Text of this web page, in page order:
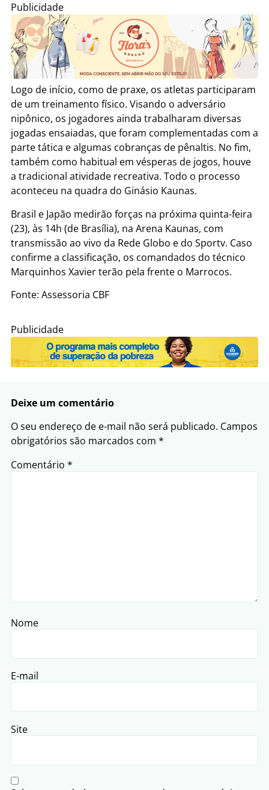
Publicidade
Logo de início, como de praxe, os atletas participaram
de um treinamento físico. Visando o adversário
nipônico, os jogadores ainda trabalharam diversas
jogadas ensaiadas, que foram complementadas com a
parte tática e algumas cobranças de pênaltis. No fim,
também como habitual em vésperas de jogos, houve
a tradicional atividade recreativa. Todo o processo
aconteceu na quadra do Ginásio Kaunas.
Brasil e Japão medirão forças na próxima quinta-feira
(23), às 14h (de Brasília), na Arena Kaunas, com
transmissão ao vivo da Rede Globo e do Sportv. Caso
confirme a classificação, os comandados do técnico
Marquinhos Xavier terão pela frente o Marrocos.
Fonte: Assessoria CBF
Publicidade
Deixe um comentário
O seu endereço de e-mail não será publicado. Campos
obrigatórios são marcados com *
Comentário *
Nome
E-mail
Site